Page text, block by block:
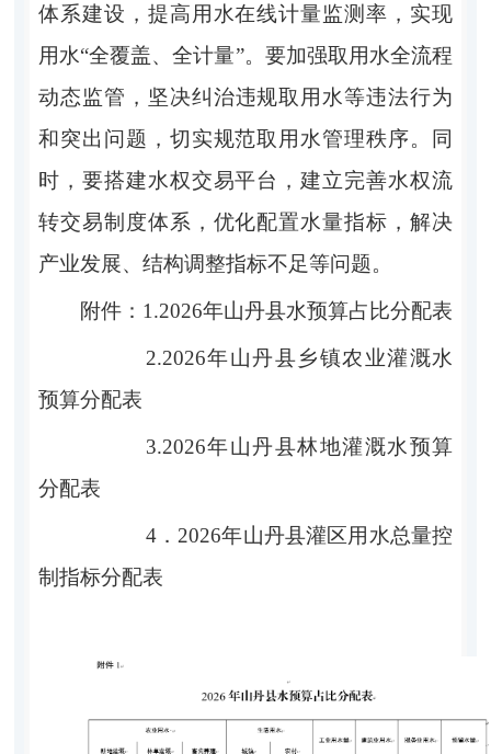
体系建设，提高用水在线计量监测率，实现
用水“全覆盖、全计量”。要加强取用水全流程
动态监管， 坚决纠治违规取用水等违法行为
和突出问题，切实规范取用水管理秩序。 同
时，要搭建水权交易平台，建立完善水权流
转交易制度体系，优化配置水量指标，解决
产业发展、结构调整指标不足等问题。
附件： 1.2026年山丹县水预算占比分配表
2.2026年山丹县乡镇农业灌溉水
预算分配表
3.2026年山丹县林地灌溉水预算
分配表
4．2026年山丹县灌区用水总量控
制指标分配表